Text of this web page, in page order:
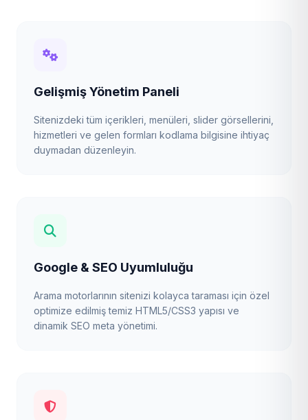
Gelişmiş Yönetim Paneli
Sitenizdeki tüm içerikleri, menüleri, slider görsellerini,
hizmetleri ve gelen formları kodlama bilgisine ihtiyaç
duymadan düzenleyin.
Google & SEO Uyumluluğu
Arama motorlarının sitenizi kolayca taraması için özel
optimize edilmiş temiz HTML5/CSS3 yapısı ve
dinamik SEO meta yönetimi.